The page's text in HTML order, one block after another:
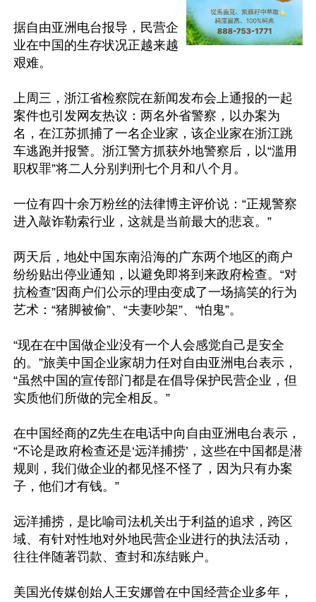
据自由亚洲电台报导，民营企
业在中国的生存状况正越来越
艰难。
上周三，浙江省检察院在新闻发布会上通报的一起
案件也引发网友热议：两名外省警察，以办案为
名，在江苏抓捕了一名企业家，该企业家在浙江跳
车逃跑并报警。浙江警方抓获外地警察后，以“滥用
职权罪”将二人分别判刑七个月和八个月。
一位有四十余万粉丝的法律博主评价说：“正规警察
进入敲诈勒索行业，这就是当前最大的悲哀。”
两天后，地处中国东南沿海的广东两个地区的商户
纷纷贴出停业通知，以避免即将到来政府检查。“对
抗检查”因商户们公示的理由变成了一场搞笑的行为
艺术：“猪脚被偷”、“夫妻吵架”、“怕鬼”。
“现在在中国做企业没有一个人会感觉自己是安全
的。”旅美中国企业家胡力任对自由亚洲电台表示，
“虽然中国的宣传部门都是在倡导保护民营企业，但
实质他们所做的完全相反。”
在中国经商的Z先生在电话中向自由亚洲电台表示，
“不论是政府检查还是‘远洋捕捞’，这些在中国都是潜
规则，我们做企业的都见怪不怪了，因为只有办案
子，他们才有钱。”
远洋捕捞，是比喻司法机关出于利益的追求，跨区
域、有针对性地对外地民营企业进行的执法活动，
往往伴随著罚款、查封和冻结账户。
美国光传媒创始人王安娜曾在中国经营企业多年，